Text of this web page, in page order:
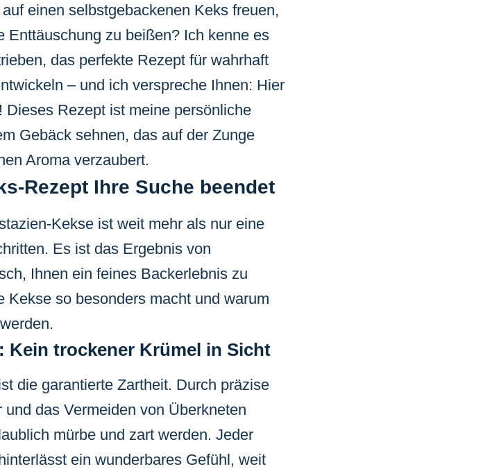
einen selbstgebackenen Keks freuen,
Enttäuschung zu beißen? Ich kenne es
das perfekte Rezept für wahrhaft
– und ich verspreche Ihnen: Hier
Rezept ist meine persönliche
Gebäck sehnen, das auf der Zunge
Aroma verzaubert.
Rezept Ihre Suche beendet
Kekse ist weit mehr als nur eine
Es ist das Ergebnis von
Ihnen ein feines Backerlebnis zu
so besonders macht und warum
Kein trockener Krümel in Sicht
die garantierte Zartheit. Durch präzise
das Vermeiden von Überkneten
mürbe und zart werden. Jeder
ein wunderbares Gefühl, weit